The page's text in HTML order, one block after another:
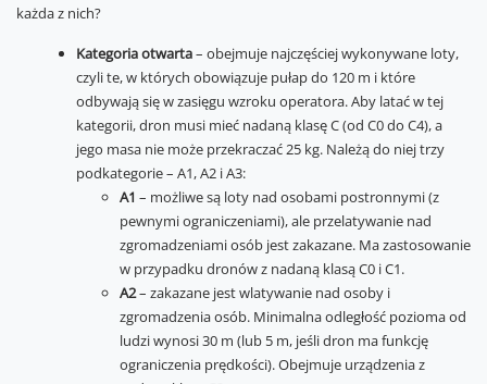
każda z nich?
Kategoria otwarta– obejmuje najczęściej wykonywane loty,
czyli te, w których obowiązuje pułap do 120 m i które
odbywają się w zasięgu wzroku operatora. Aby latać w tej
kategorii, dron musi mieć nadaną klasę C (od C0 do C4), a
jego masa nie może przekraczać 25 kg. Należą do niej trzy
podkategorie – A1, A2 i A3:
A1 – możliwe są loty nad osobami postronnymi (z
pewnymi ograniczeniami), ale przelatywanie nad
zgromadzeniami osób jest zakazane. Ma zastosowanie
w przypadku dronów z nadaną klasą C0 i C1.
A2– zakazane jest wlatywanie nad osoby i
zgromadzenia osób. Minimalna odległość pozioma od
ludzi wynosi 30 m (lub 5 m, jeśli dron ma funkcję
ograniczenia prędkości). Obejmuje urządzenia z